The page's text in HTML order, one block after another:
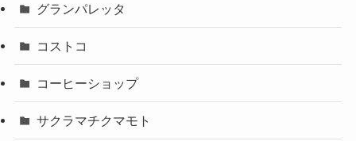
グランパレッタ
コストコ
コーヒーショップ
サクラマチクマモト